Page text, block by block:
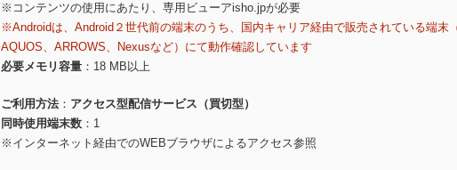
※コンテンツの使用にあたり、専用ビューアisho.jpが必要
※Androidは、Android２世代前の端末のうち、国内キャリア経由で販売されている端末
AQUOS、ARROWS、Nexusなど）にて動作確認しています
必要メモリ容量
18 MB以上
ご利用方法
アクセス型配信サービス（買切型）
同時使用端末数
1
※インターネット経由でのWEBブラウザによるアクセス参照